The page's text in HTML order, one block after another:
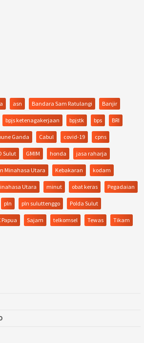
asn Bandara Sam Ratulangi Banjir
bpjs ketenagakerjaan bpjstk bps BRI
Ganda Cabul covid-19 cpns
Sulut GMIM honda jasa raharja
Minahasa Utara Kebakaran kodam
Utara minut obat keras Pegadaian
pln pln suluttenggo Polda Sulut
Papua Sajam telkomsel Tewas Tikam